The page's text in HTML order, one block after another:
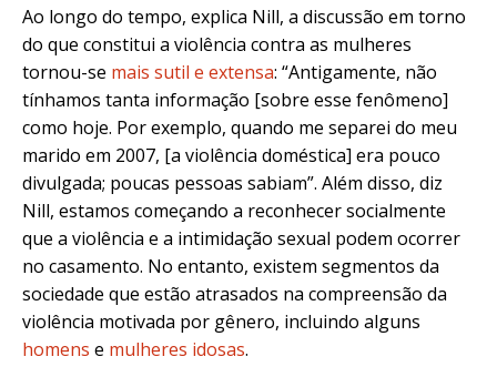
Ao longo do tempo, explica Nill, a discussão em torno
do que constitui a violência contra as mulheres
tornou-se mais sutil e extensa: “Antigamente, não
tínhamos tanta informação [sobre esse fenômeno]
como hoje. Por exemplo, quando me separei do meu
marido em 2007, [a violência doméstica] era pouco
divulgada; poucas pessoas sabiam”. Além disso, diz
Nill, estamos começando a reconhecer socialmente
que a violência e a intimidação sexual podem ocorrer
no casamento. No entanto, existem segmentos da
sociedade que estão atrasados na compreensão da
violência motivada por gênero, incluindo alguns
homens e mulheres idosas.